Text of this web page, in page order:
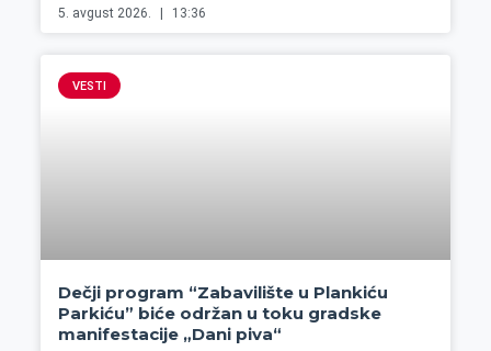
5. avgust 2026. 13:36
VESTI
Dečji program “Zabavilište u Plankiću
Parkiću” biće održan u toku gradske
manifestacije „Dani piva“